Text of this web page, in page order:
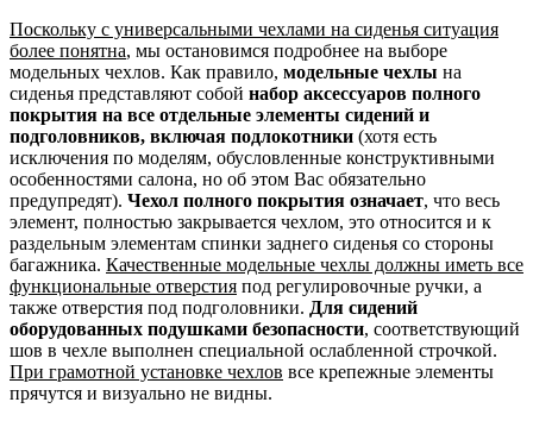
Поскольку с универсальными чехлами на сиденья ситуация
более понятна, мы остановимся подробнее на выборе
модельных чехлов. Как правило, модельные чехлы на
сиденья представляют собой набор аксессуаров полного
покрытия на все отдельные элементы сидений и
подголовников, включая подлокотники (хотя есть
исключения по моделям, обусловленные конструктивными
особенностями салона, но об этом Вас обязательно
предупредят). Чехол полного покрытия означает, что весь
элемент, полностью закрывается чехлом, это относится и к
раздельным элементам спинки заднего сиденья со стороны
багажника. Качественные модельные чехлы должны иметь все
функциональные отверстия под регулировочные ручки, а
также отверстия под подголовники. Для сидений
оборудованных подушками безопасности, соответствующий
шов в чехле выполнен специальной ослабленной строчкой.
При грамотной установке чехлов все крепежные элементы
прячутся и визуально не видны.